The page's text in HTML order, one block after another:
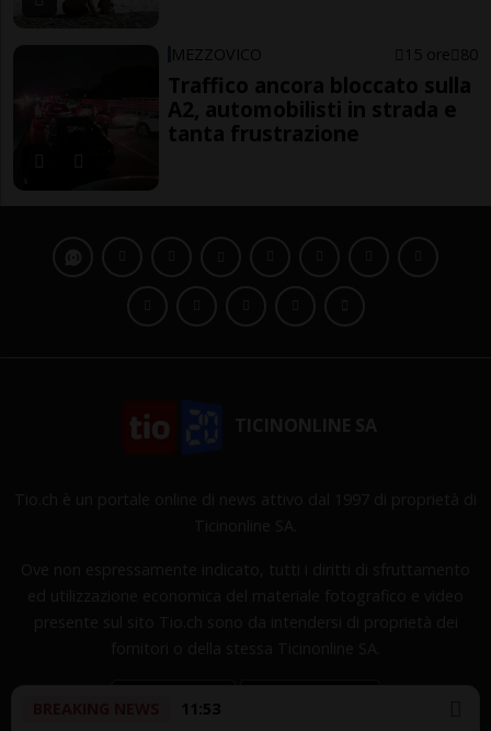
11:53
MEZZOVICO 15 ore 80
Traffico ancora bloccato sulla
A2, automobilisti in strada e
tanta frustrazione